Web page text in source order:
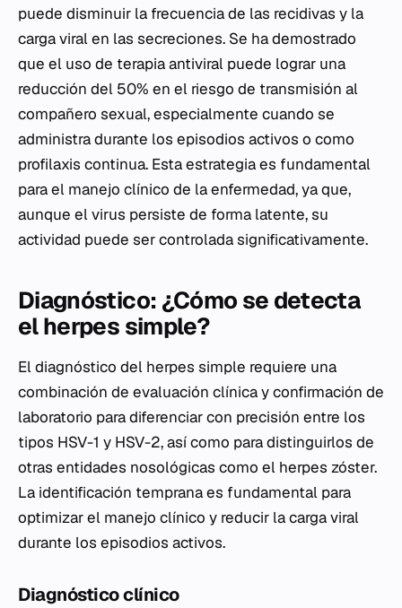
puede disminuir la frecuencia de las recidivas y la
carga viral en las secreciones. Se ha demostrado
que el uso de terapia antiviral puede lograr una
reducción del 50% en el riesgo de transmisión al
compañero sexual, especialmente cuando se
administra durante los episodios activos o como
profilaxis continua. Esta estrategia es fundamental
para el manejo clínico de la enfermedad, ya que,
aunque el virus persiste de forma latente, su
actividad puede ser controlada significativamente.
Diagnóstico: ¿Cómo se detecta
el herpes simple?
El diagnóstico del herpes simple requiere una
combinación de evaluación clínica y confirmación de
laboratorio para diferenciar con precisión entre los
tipos HSV-1 y HSV-2, así como para distinguirlos de
otras entidades nosológicas como el herpes zóster.
La identificación temprana es fundamental para
optimizar el manejo clínico y reducir la carga viral
durante los episodios activos.
Diagnóstico clínico